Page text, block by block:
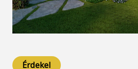
Érdekel